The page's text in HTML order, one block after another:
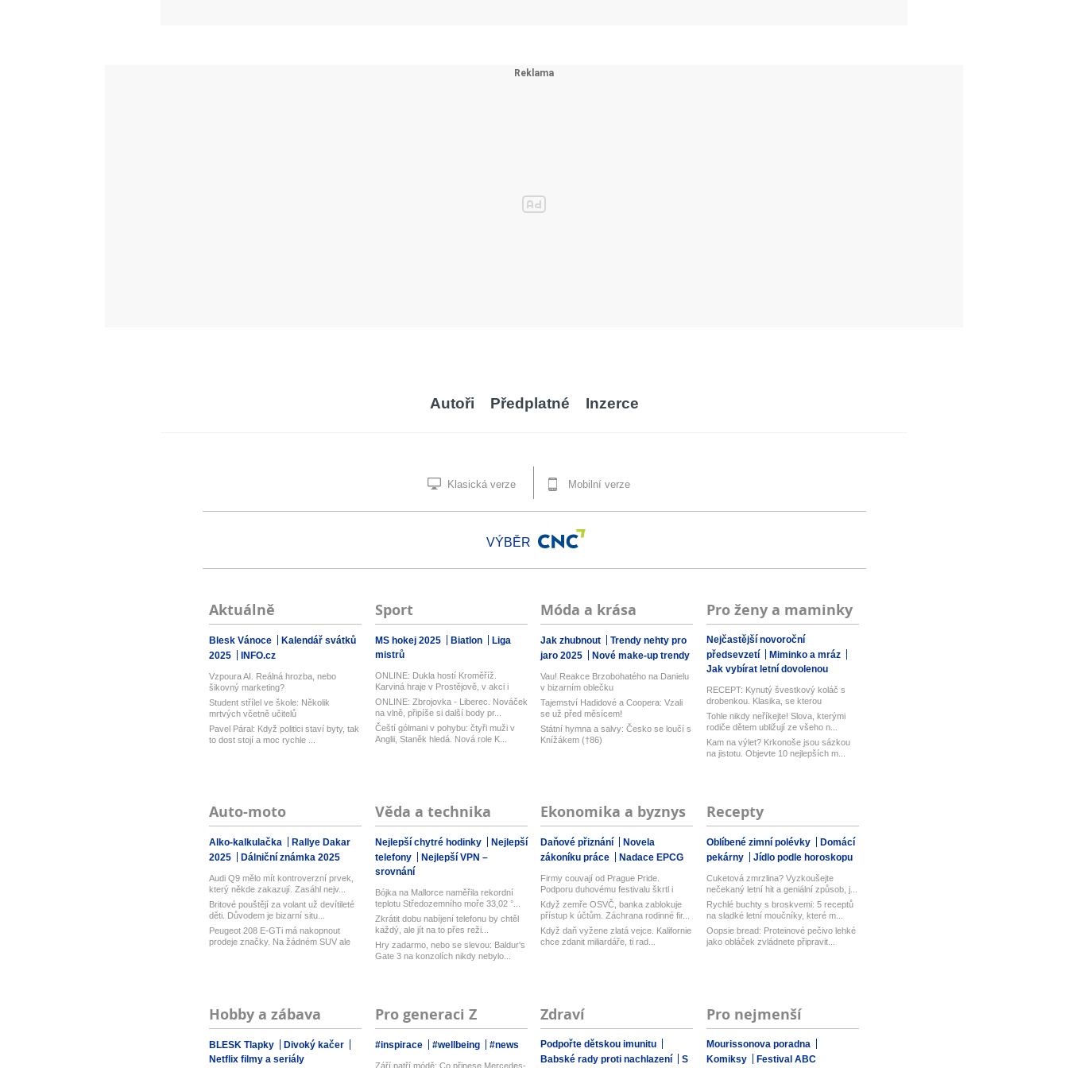
Autoři Předplatné Inzerce
Klasická verze Mobilní verze
VÝBĚR
Aktuálně
Blesk Vánoce
Kalendář svátků
2025
INFO.cz
Vzpoura AI. Reálná hrozba, nebo
šikovný marketing?
Student střílel ve škole: Několik
mrtvých včetně učitelů
Pavel Páral: Když politici staví byty, tak
to dost stojí a moc rychle ...
Sport
MS hokej 2025 Biatlon
Liga
mistrů
ONLINE: Dukla hostí Kroměříž.
Karviná hraje v Prostějově, v akci i
Opa...
ONLINE: Zbrojovka - Liberec. Nováček
na vlně, připíše si další body pr...
Čeští gólmani v pohybu: čtyři muži v
Anglii, Staněk hledá. Nová role K...
Móda a krása
Jak zhubnout
Trendy nehty pro
jaro 2025
Nové make-up trendy
Vau! Reakce Brzobohatého na Danielu
v bizarním oblečku
Tajemství Hadidové a Coopera: Vzali
se už před měsícem!
Státní hymna a salvy: Česko se loučí s
Knížákem (†86)
Pro ženy a maminky
Nejčastější novoroční
předsevzetí
Miminko a mráz
Jak vybírat letní dovolenou
RECEPT: Kynutý švestkový koláč s
drobenkou. Klasika, se kterou
zaboduj...
Tohle nikdy neříkejte! Slova, kterými
rodiče dětem ubližují ze všeho n...
Kam na výlet? Krkonoše jsou sázkou
na jistotu. Objevte 10 nejlepších m...
Auto-moto
Alko-kalkulačka
Rallye Dakar
2025
Dálniční známka 2025
Audi Q9 mělo mít kontroverzní prvek,
který někde zakazují. Zasáhl nejv...
Britové pouštějí za volant už devítileté
děti. Důvodem je bizarní situ...
Peugeot 208 E-GTi má nakopnout
prodeje značky. Na žádném SUV ale
Věda a technika
Nejlepší chytré hodinky
Nejlepší
telefony
Nejlepší VPN –
srovnání
Bójka na Mallorce naměřila rekordní
teplotu Středozemního moře 33,02 °...
Zkrátit dobu nabíjení telefonu by chtěl
každý, ale jít na to přes reži...
Hry zadarmo, nebo se slevou: Baldur's
Gate 3 na konzolích nikdy nebylo...
Ekonomika a byznys
Daňové přiznání
Novela
zákoníku práce
Nadace EPCG
Firmy couvají od Prague Pride.
Podporu duhovému festivalu škrtl i
Micr...
Když zemře OSVČ, banka zablokuje
přístup k účtům. Záchrana rodinné fir...
Když daň vyžene zlatá vejce. Kalifornie
chce zdanit miliardáře, ti rad...
Recepty
Oblíbené zimní polévky
Domácí
pekárny
Jídlo podle horoskopu
Cuketová zmrzlina? Vyzkoušejte
nečekaný letní hit a geniální způsob, j...
Rychlé buchty s broskvemi: 5 receptů
na sladké letní moučníky, které m...
Oopsie bread: Proteinové pečivo lehké
jako obláček zvládnete připravit...
Hobby a zábava
BLESK Tlapky
Divoký kačer
Netflix filmy a seriály
Pro generaci Z
#inspirace #wellbeing #news
Září patří módě: Co přinese Mercedes-
Zdraví
Podpořte dětskou imunitu
Babské rady proti nachlazení
S
Pro nejmenší
Mourissonova poradna
Komiksy
Festival ABC